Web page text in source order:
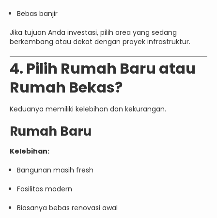
Bebas banjir
Jika tujuan Anda investasi, pilih area yang sedang
berkembang atau dekat dengan proyek infrastruktur.
4. Pilih Rumah Baru atau
Rumah Bekas?
Keduanya memiliki kelebihan dan kekurangan.
Rumah Baru
Kelebihan:
Bangunan masih fresh
Fasilitas modern
Biasanya bebas renovasi awal